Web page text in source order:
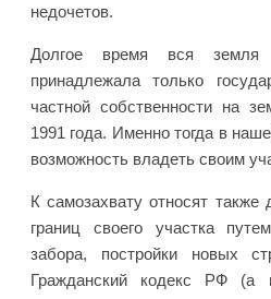
недочетов.
Долгое время вся
принадлежала только
частной собственности на
1991 года. Именно тогда в
возможность владеть своим
К самозахвату относят также
границ своего участка
забора, постройки новых
Гражданский кодекс РФ